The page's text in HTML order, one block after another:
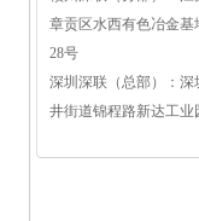
章贡区水西有色冶金基
28号
深圳深联（总部）：深
井街道锦程路新达工业